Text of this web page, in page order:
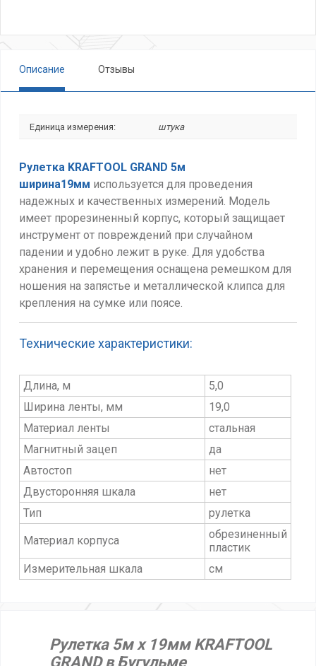
Описание Отзывы
Единица измерения: штука
Рулетка KRAFTOOL GRAND 5м
ширина19мм используется для проведения
надежных и качественных измерений. Модель
имеет прорезиненный корпус, который защищает
инструмент от повреждений при случайном
падении и удобно лежит в руке. Для удобства
хранения и перемещения оснащена ремешком для
ношения на запястье и металлической клипса для
крепления на сумке или поясе.
Технические характеристики:
Длина, м
5,0
Ширина ленты, мм
19,0
Материал ленты
стальная
Магнитный зацеп
да
Автостоп
нет
Двусторонняя шкала
нет
Тип
рулетка
Материал корпуса
обрезиненный
пластик
Измерительная шкала
см
Рулетка 5м х 19мм KRAFTOOL
GRAND в Бугульме